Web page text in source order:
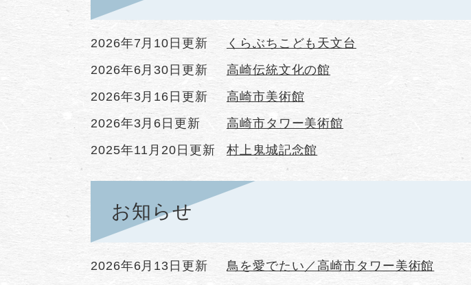
2026年7月10日更新
くらぶちこども天文台
2026年6月30日更新
高崎伝統文化の館
2026年3月16日更新
高崎市美術館
2026年3月6日更新
高崎市タワー美術館
2025年11月20日更新
村上鬼城記念館
お知らせ
2026年6月13日更新
鳥を愛でたい／高崎市タワー美術館